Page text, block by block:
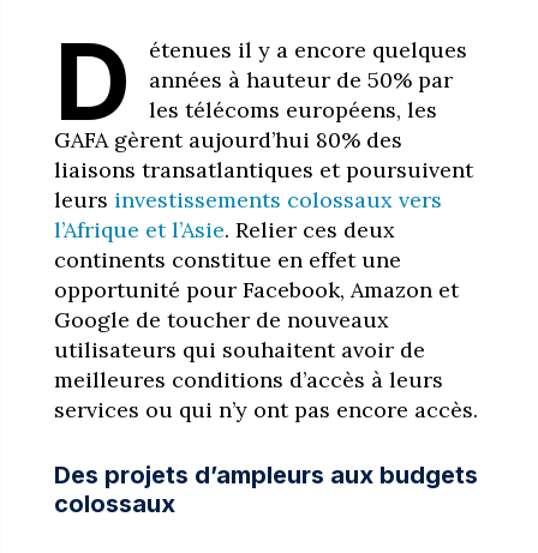
D
étenues il y a encore quelques
années à hauteur de 50% par
les télécoms européens, les
GAFA gèrent aujourd’hui 80% des
liaisons transatlantiques et poursuivent
leurs investissements colossaux vers
l’Afrique et l’Asie. Relier ces deux
continents constitue en effet une
opportunité pour Facebook, Amazon et
Google de toucher de nouveaux
utilisateurs qui souhaitent avoir de
meilleures conditions d’accès à leurs
services ou qui n’y ont pas encore accès.
Des projets d’ampleurs aux budgets
colossaux